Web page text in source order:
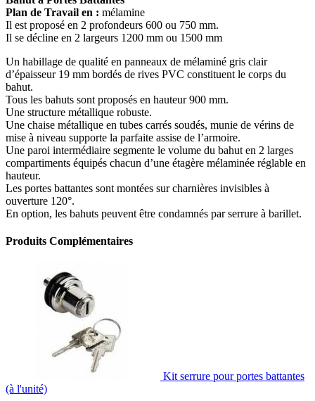
Plan de Travail en : mélamine
Il est proposé en 2 profondeurs 600 ou 750 mm.
Il se décline en 2 largeurs 1200 mm ou 1500 mm
Un habillage de qualité en panneaux de mélaminé gris clair
d’épaisseur 19 mm bordés de rives PVC constituent le corps du
bahut.
Tous les bahuts sont proposés en hauteur 900 mm.
Une structure métallique robuste.
Une chaise métallique en tubes carrés soudés, munie de vérins de
mise à niveau supporte la parfaite assise de l’armoire.
Une paroi intermédiaire segmente le volume du bahut en 2 larges
compartiments équipés chacun d’une étagère mélaminée réglable en
hauteur.
Les portes battantes sont montées sur charnières invisibles à
ouverture 120°.
En option, les bahuts peuvent être condamnés par serrure à barillet.
Produits Complémentaires
Kit serrure pour portes battantes
(à l'unité)